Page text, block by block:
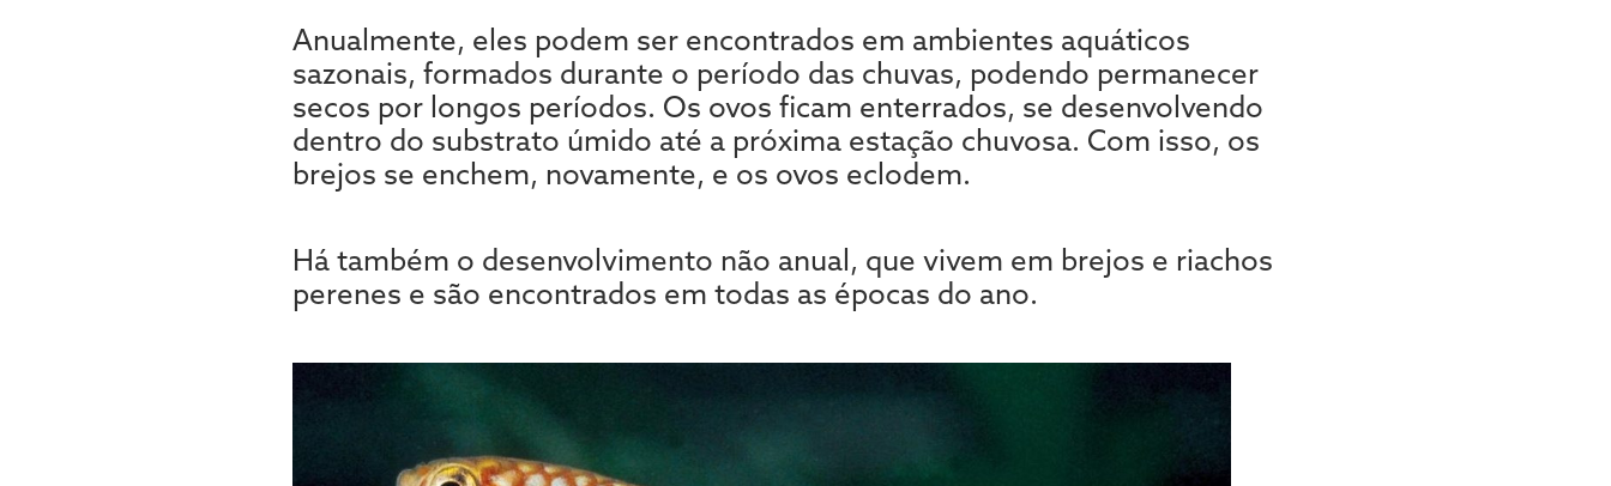
Anualmente, eles podem ser encontrados em ambientes aquáticos
sazonais, formados durante o período das chuvas, podendo permanecer
secos por longos períodos. Os ovos ficam enterrados, se desenvolvendo
dentro do substrato úmido até a próxima estação chuvosa. Com isso, os
brejos se enchem, novamente, e os ovos eclodem.
Há também o desenvolvimento não anual, que vivem em brejos e riachos
perenes e são encontrados em todas as épocas do ano.